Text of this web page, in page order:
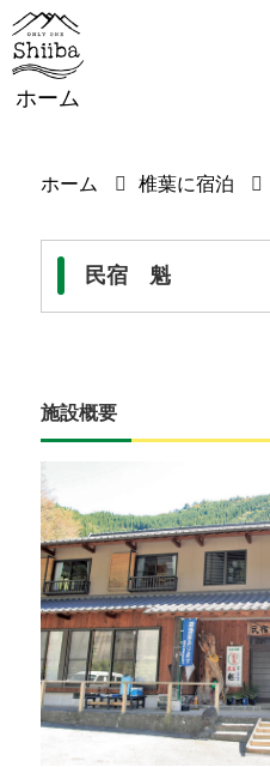
ホーム
ホーム 椎葉に宿泊
民宿 魁
施設概要